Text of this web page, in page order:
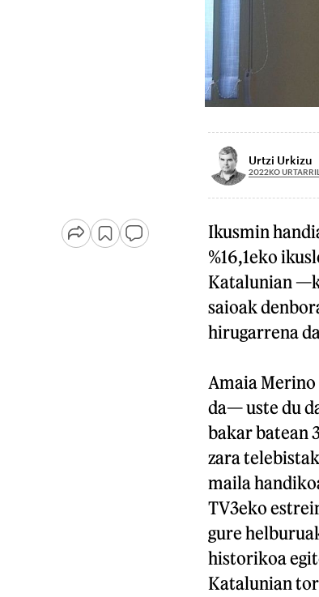
Urtzi Urkizu
2022KO
Ikusmin
%16,1eko
Katalunian
saioak
hirugarrena
Amaia
da— uste du
bakar batean
zara
maila
TV3eko
gure
historikoa
Katalunian